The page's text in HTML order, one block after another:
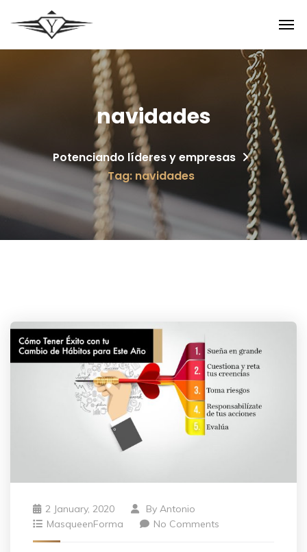
navidades
Potenciando líderes y empresas
Tag: navidades
2 January, 2020 By Antonio
MasqueenForma
No Comments